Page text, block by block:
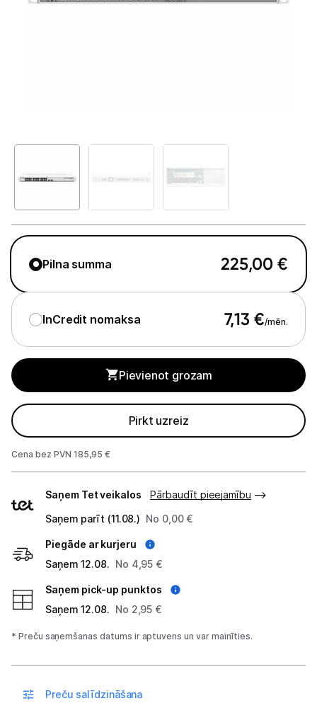
GAMING pasaule >
Tīkla iekārtas
Drukas iekārtas
Biroja piederumi
Telefoni, planšetdatori
Viedierīces
Sadzīves tehnika
Sports un atpūta
Ražotāju atjaunota tehnika
Blogs
Pilna summa 225,00 €
InCredit nomaksa 7,13 €/mēn.
Pievienot grozam
Pirkt uzreiz
Cena bez PVN 185,95 €
veidi
Saņem Tet veikalos
Pārbaudīt pieejamību
Saņem parīt (11.08.) No 0,00 €
Piegāde ar kurjeru
Saņem 12.08. No 4,95 €
Saņem pick-up punktos
Saņem 12.08. No 2,95 €
* Preču saņemšanas datums ir aptuvens un var mainīties.
Preču salīdzināšana